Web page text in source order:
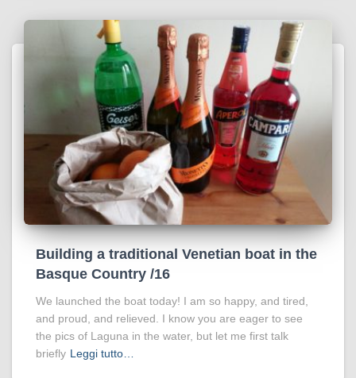
Building a traditional Venetian boat in the
Basque Country /16
We launched the boat today! I am so happy, and tired,
and proud, and relieved. I know you are eager to see
the pics of Laguna in the water, but let me first talk
briefly Leggi tutto…